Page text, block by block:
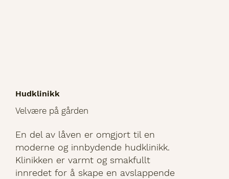
Hudklinikk
Velvære på gården
En del av låven er omgjort til en
moderne og innbydende hudklinikk.
Klinikken er varmt og smakfullt
innredet for å skape en avslappende